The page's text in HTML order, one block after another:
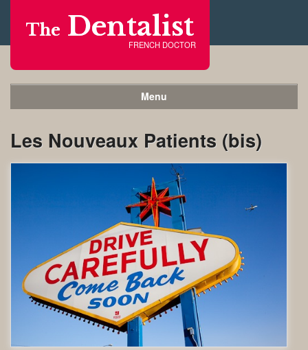
The Dentalist
FRENCH DOCTOR
Menu
Les Nouveaux Patients (bis)